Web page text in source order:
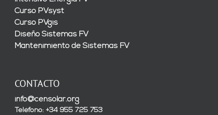
Curso PVsyst
Curso PVgis
Diseño Sistemas FV
Mantenimiento de Sistemas FV
CONTACTO
info@censolar.org
Teléfono: +34 955 725 753